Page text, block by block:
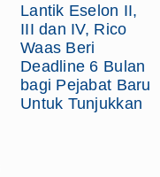
Lantik Eselon II,
III dan IV, Rico
Waas Beri
Deadline 6 Bulan
bagi Pejabat Baru
Untuk Tunjukkan